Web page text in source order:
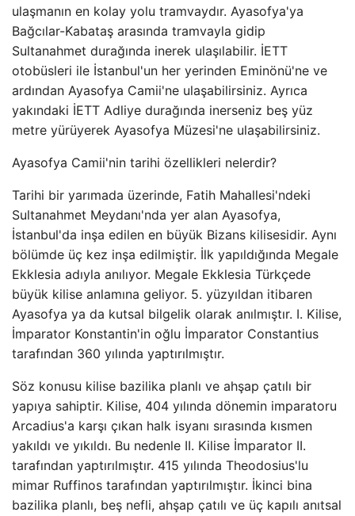
ulaşmanın en kolay yolu tramvaydır. Ayasofya'ya
Bağcılar-Kabataş arasında tramvayla gidip
Sultanahmet durağında inerek ulaşılabilir. İETT
otobüsleri ile İstanbul'un her yerinden Eminönü'ne ve
ardından Ayasofya Camii'ne ulaşabilirsiniz. Ayrıca
yakındaki İETT Adliye durağında inerseniz beş yüz
metre yürüyerek Ayasofya Müzesi'ne ulaşabilirsiniz.
Ayasofya Camii'nin tarihi özellikleri nelerdir?
Tarihi bir yarımada üzerinde, Fatih Mahallesi'ndeki
Sultanahmet Meydanı'nda yer alan Ayasofya,
İstanbul'da inşa edilen en büyük Bizans kilisesidir. Aynı
bölümde üç kez inşa edilmiştir. İlk yapıldığında Megale
Ekklesia adıyla anılıyor. Megale Ekklesia Türkçede
büyük kilise anlamına geliyor. 5. yüzyıldan itibaren
Ayasofya ya da kutsal bilgelik olarak anılmıştır. I. Kilise,
İmparator Konstantin'in oğlu İmparator Constantius
tarafından 360 yılında yaptırılmıştır.
Söz konusu kilise bazilika planlı ve ahşap çatılı bir
yapıya sahiptir. Kilise, 404 yılında dönemin imparatoru
Arcadius'a karşı çıkan halk isyanı sırasında kısmen
yakıldı ve yıkıldı. Bu nedenle II. Kilise İmparator II.
tarafından yaptırılmıştır. 415 yılında Theodosius'lu
mimar Ruffinos tarafından yaptırılmıştır. İkinci bina
bazilika planlı, beş nefli, ahşap çatılı ve üç kapılı anıtsal